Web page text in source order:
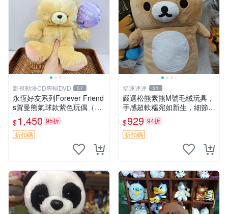
影視動漫CD專輯DVD 57
永恆好友系列Forever Friend
s賀曼熊氣球款紫色玩偶（鼻
子稍有磨損） 中古玩具 氣球
熊 玩偶
$1,450 95折
折扣碼
福運連連 31
嚴選松熊素熊M號毛絨玩具，
手感超軟糯宛如新生，細節精
緻完美無瑕，推薦送禮或珍
藏，中古狀態保養得宜。 松
熊 素熊 毛絨doll
$929 94折
折扣碼